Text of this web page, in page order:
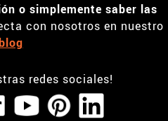
o simplemente saber las
con nosotros en nuestro
redes sociales!